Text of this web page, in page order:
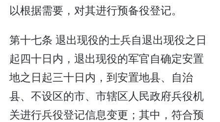
以根据需要，对其进行预备役登记。
第十七条 退出现役的士兵自退出现役之日
起四十日内，退出现役的军官自确定安置
地之日起三十日内，到安置地县、自治
县、不设区的市、市辖区人民政府兵役机
关进行兵役登记信息变更；其中，符合预